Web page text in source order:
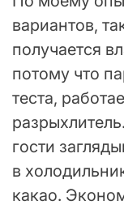
вариантов,
получается
потому что
теста,
гости
в
какао.